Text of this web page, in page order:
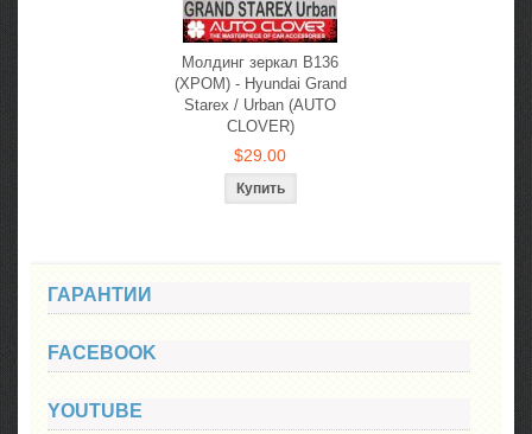
Молдинг зеркал B136
(ХРОМ) - Hyundai Grand
Starex / Urban (AUTO
CLOVER)
$29.00
ГАРАНТИИ
FACEBOOK
YOUTUBE